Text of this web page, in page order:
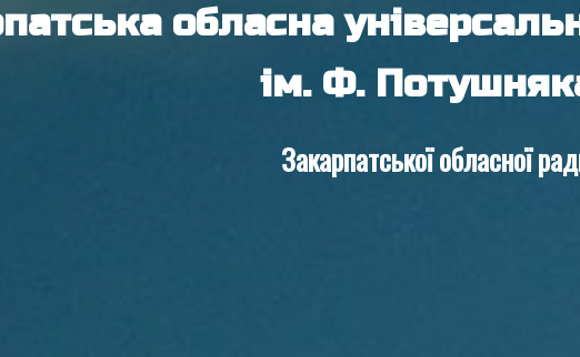
обласна
ім. Ф.
Закарпатської обласної